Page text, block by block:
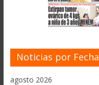
Noticias por Fecha
agosto 2026